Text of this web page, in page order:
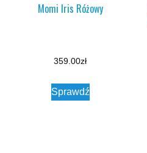
Momi Iris Różowy
359.00zł
Sprawdź